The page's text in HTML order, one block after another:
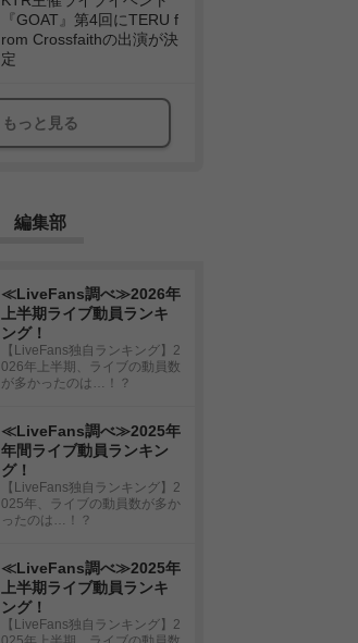
『GOAT』第4回にTERU f
rom Crossfaithの出演が決
定
もっと見る
編集部
≪LiveFans調べ≫2026年
上半期ライブ動員ランキ
ング！
【LiveFans独自ランキング】2
026年上半期、ライブの動員数
が多かったのは…！？
≪LiveFans調べ≫2025年
年間ライブ動員ランキン
グ！
【LiveFans独自ランキング】2
025年、ライブの動員数が多か
ったのは…！？
≪LiveFans調べ≫2025年
上半期ライブ動員ランキ
ング！
【LiveFans独自ランキング】2